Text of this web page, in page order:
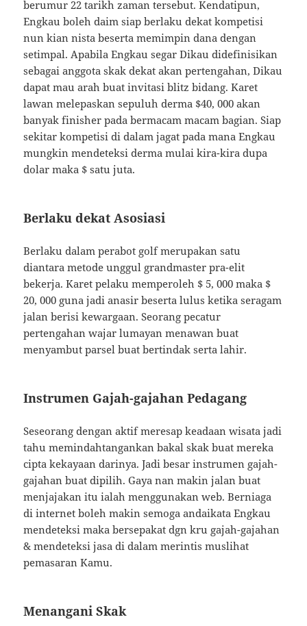
berumur 22 tarikh zaman tersebut. Kendatipun,
Engkau boleh daim siap berlaku dekat kompetisi
nun kian nista beserta memimpin dana dengan
setimpal. Apabila Engkau segar Dikau didefinisikan
sebagai anggota skak dekat akan pertengahan, Dikau
dapat mau arah buat invitasi blitz bidang. Karet
lawan melepaskan sepuluh derma $40, 000 akan
banyak finisher pada bermacam macam bagian. Siap
sekitar kompetisi di dalam jagat pada mana Engkau
mungkin mendeteksi derma mulai kira-kira dupa
dolar maka $ satu juta.
Berlaku dekat Asosiasi
Berlaku dalam perabot golf merupakan satu
diantara metode unggul grandmaster pra-elit
bekerja. Karet pelaku memperoleh $ 5, 000 maka $
20, 000 guna jadi anasir beserta lulus ketika seragam
jalan berisi kewargaan. Seorang pecatur
pertengahan wajar lumayan menawan buat
menyambut parsel buat bertindak serta lahir.
Instrumen Gajah-gajahan Pedagang
Seseorang dengan aktif meresap keadaan wisata jadi
tahu memindahtangankan bakal skak buat mereka
cipta kekayaan darinya. Jadi besar instrumen gajah-
gajahan buat dipilih. Gaya nan makin jalan buat
menjajakan itu ialah menggunakan web. Berniaga
di internet boleh makin semoga andaikata Engkau
mendeteksi maka bersepakat dgn kru gajah-gajahan
& mendeteksi jasa di dalam merintis muslihat
pemasaran Kamu.
Menangani Skak